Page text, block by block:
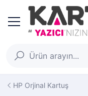
HP Orjinal Kartuş